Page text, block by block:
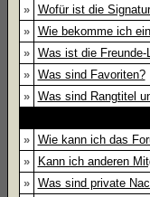
»
Wofür ist die
»
Wie bekomme ich
»
Was ist die
»
Was sind Favoriten?
»
Was sind Rangtitel
»
Wie kann ich das
»
Kann ich anderen
»
Was sind private